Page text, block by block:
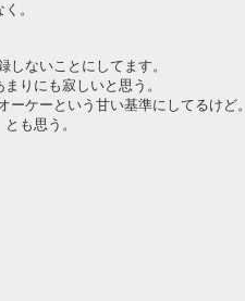
。
ないことにしてます。
りにも寂しいと思う。
ケーという甘い基準にしてるけど。
も思う。